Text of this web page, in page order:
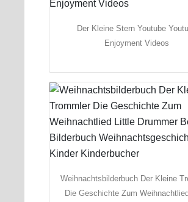
Der Kleine Stern Youtube
Enjoyment Videos
Weihnachtsbilderbuch Der Kleine
Die Geschichte Zum